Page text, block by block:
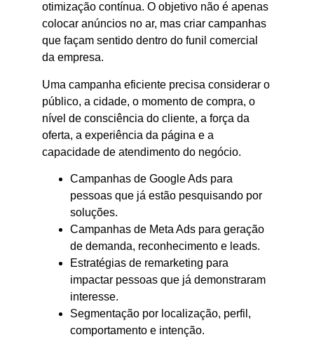
otimização contínua. O objetivo não é apenas
colocar anúncios no ar, mas criar campanhas
que façam sentido dentro do funil comercial
da empresa.
Uma campanha eficiente precisa considerar o
público, a cidade, o momento de compra, o
nível de consciência do cliente, a força da
oferta, a experiência da página e a
capacidade de atendimento do negócio.
Campanhas de Google Ads para
pessoas que já estão pesquisando por
soluções.
Campanhas de Meta Ads para geração
de demanda, reconhecimento e leads.
Estratégias de remarketing para
impactar pessoas que já demonstraram
interesse.
Segmentação por localização, perfil,
comportamento e intenção.